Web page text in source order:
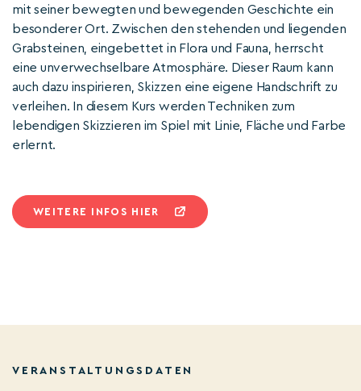
mit seiner bewegten und bewegenden Geschichte ein
besonderer Ort. Zwischen den stehenden und liegenden
Grabsteinen, eingebettet in Flora und Fauna, herrscht
eine unverwechselbare Atmosphäre. Dieser Raum kann
auch dazu inspirieren, Skizzen eine eigene Handschrift zu
verleihen. In diesem Kurs werden Techniken zum
lebendigen Skizzieren im Spiel mit Linie, Fläche und Farbe
erlernt.
WEITERE INFOS HIER
VERANSTALTUNGSDATEN